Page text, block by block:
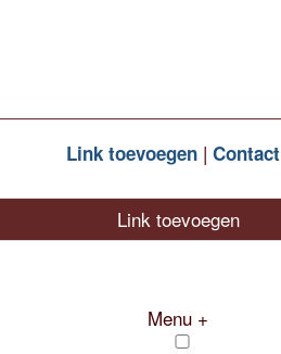
Link toevoegen Contact
Link toevoegen
Menu +